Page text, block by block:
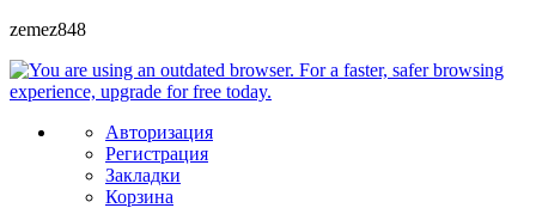
zemez848
Авторизация
Регистрация
Закладки
Корзина